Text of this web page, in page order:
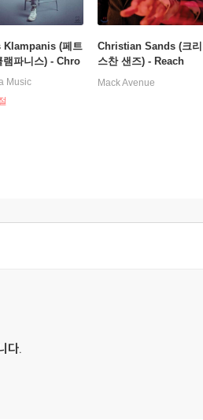
Klampanis (페트
램파니스) - Chro
Music
Christian Sands (크리
스찬 샌즈) - Reach
Mack Avenue
다.